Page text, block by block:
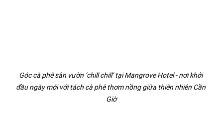
Góc cà phê sân vườn ‘chill chill’ tại Mangrove Hotel - nơi khởi
đầu ngày mới với tách cà phê thơm nồng giữa thiên nhiên Cần
Giờ